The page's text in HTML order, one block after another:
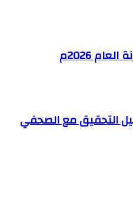
2026م
التحقيق مع الصحفي